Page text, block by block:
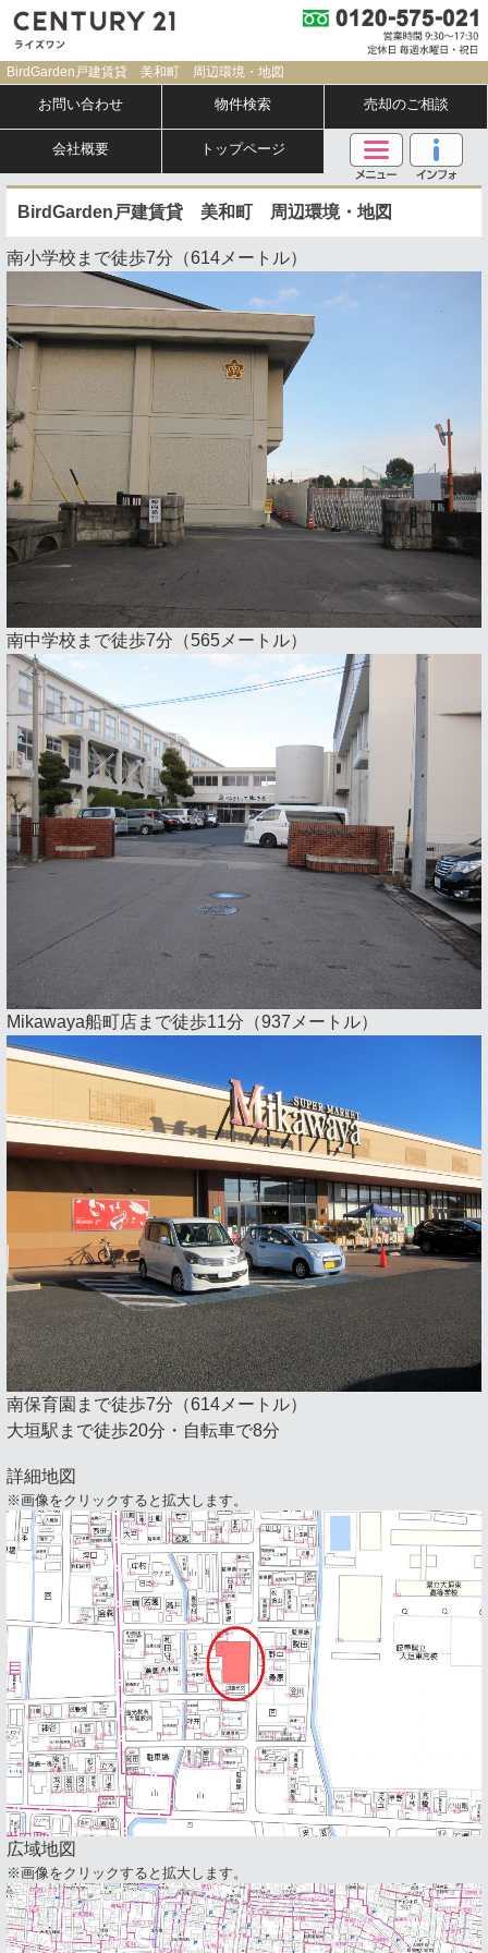
BirdGarden戸建賃貸 美和町 周辺環境・地図
お問い合わせ 物件検索 売却のご相談
会社概要 トップページ
BirdGarden戸建賃貸 美和町 周辺環境・地図
南小学校まで徒歩7分（614メートル）
南中学校まで徒歩7分（565メートル）
Mikawaya船町店まで徒歩11分（937メートル）
南保育園まで徒歩7分（614メートル）
大垣駅まで徒歩20分・自転車で8分
詳細地図
※画像をクリックすると拡大します。
広域地図
※画像をクリックすると拡大します。